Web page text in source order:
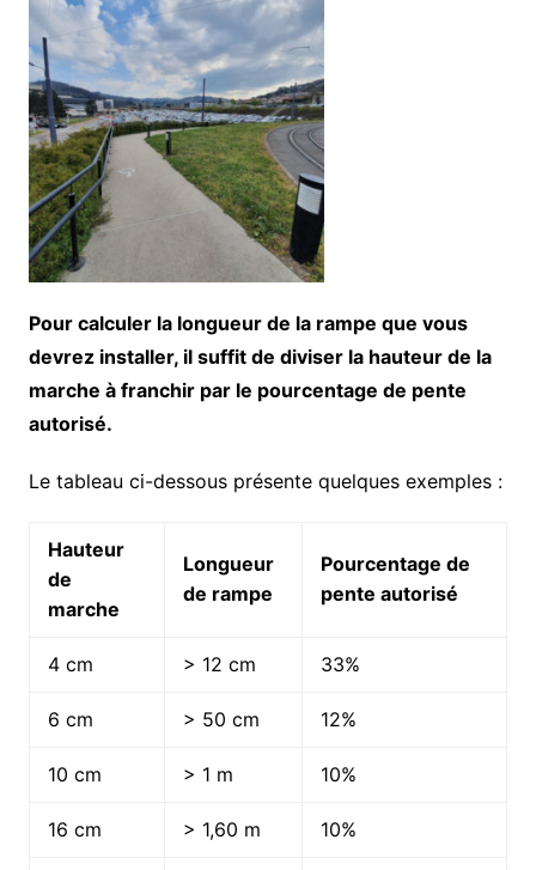
Pour calculer la longueur de la rampe que vous
devrez installer, il suffit de diviser la hauteur de la
marche à franchir par le pourcentage de pente
autorisé.
Le tableau ci-dessous présente quelques exemples :
Hauteur
de
marche
Longueur
de rampe
Pourcentage de
pente autorisé
4 cm > 12 cm 33%
6 cm > 50 cm 12%
10 cm > 1 m 10%
16 cm > 1,60 m 10%